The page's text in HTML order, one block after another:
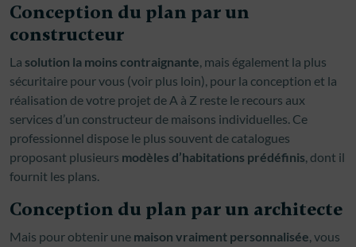
Conception du plan par un
constructeur
La solution la moins contraignante, mais également la plus
sécuritaire pour vous (voir plus loin), pour la conception et la
réalisation de votre projet de A à Z reste le recours aux
services d’un constructeur de maisons individuelles. Ce
professionnel dispose le plus souvent de catalogues
proposant plusieurs modèles d’habitations prédéfinis, dont il
fournit les plans.
Conception du plan par un architecte
Mais pour obtenir une maison vraiment personnalisée, vous